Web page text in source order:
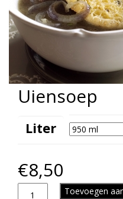
Uiensoep
Liter
€8,50
Toevoegen